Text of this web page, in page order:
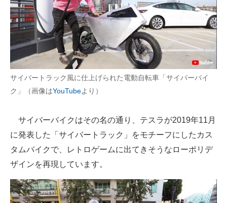
ビジネスと働き方のヒント
AI活用のいまが分かる
企業ITのトレンドを詳説
経営リーダーのコミュニティ
マーケ×ITの今がよく分かる
企業向けIT製品の総合サイト
製造業のIT導入・活用を支援
モノづくり技術者専門サイト
サイバートラック風に仕上げられた電動自転車「サイバーバイ
ク」（画像はYouTubeより）
サイバーバイクはその名の通り、テスラが2019年11月
に発表した「サイバートラック」をモチーフにしたカス
タムバイクで、レトロゲームに出てきそうなローポリデ
ザインを再現しています。